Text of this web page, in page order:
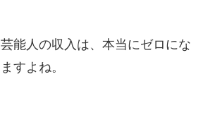
能人の収入は、本当にゼロにな
すよね。